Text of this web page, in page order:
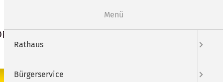
Webcam
Menü
Rathaus
Bürgerservice